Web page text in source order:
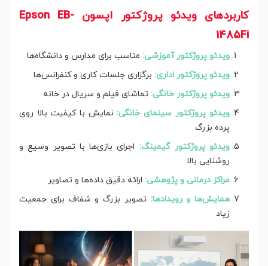
کاربردهای ویدئو پروژکتور اپسون Epson EB-
1485Fi
ویدئو پروژکتور آموزشی: مناسب برای مدارس و دانشگاه‌ها
ویدئو پروژکتور اداری: برگزاری جلسات کاری و کنفرانس‌ها
ویدئو پروژکتور خانگی: تماشای فیلم و سریال در خانه
ویدئو پروژکتور سینمای خانگی: نمایش با کیفیت بالا روی
پرده بزرگ
ویدئو پروژکتور گیمینگ: اجرای بازی‌ها با تصویر وسیع و
روشنایی بالا
مراکز درمانی و پژوهشی: ارائه دقیق داده‌ها و تصاویر
همایش‌ها و رویدادها:تصویر بزرگ و شفاف برای جمعیت
زیاد